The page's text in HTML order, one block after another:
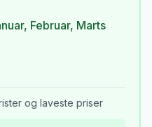
, Februar, Marts
og laveste priser